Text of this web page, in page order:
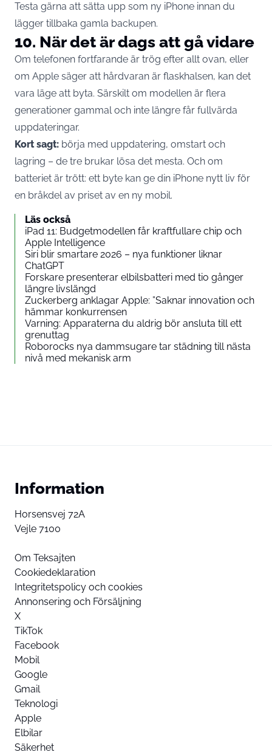
Testa gärna att sätta upp som ny iPhone innan du
lägger tillbaka gamla backupen.
10. När det är dags att gå vidare
Om telefonen fortfarande är trög efter allt ovan, eller
om Apple säger att hårdvaran är flaskhalsen, kan det
vara läge att byta. Särskilt om modellen är flera
generationer gammal och inte längre får fullvärda
uppdateringar.
Kort sagt: börja med uppdatering, omstart och
lagring – de tre brukar lösa det mesta. Och om
batteriet är trött: ett byte kan ge din iPhone nytt liv för
en bråkdel av priset av en ny mobil.
Läs också
iPad 11: Budgetmodellen får kraftfullare chip och
Apple Intelligence
Siri blir smartare 2026 – nya funktioner liknar
ChatGPT
Forskare presenterar elbilsbatteri med tio gånger
längre livslängd
Zuckerberg anklagar Apple: ”Saknar innovation och
hämmar konkurrensen
Varning: Apparaterna du aldrig bör ansluta till ett
grenuttag
Roborocks nya dammsugare tar städning till nästa
nivå med mekanisk arm
Information
Horsensvej 72A
Vejle 7100
Om Teksajten
Cookiedeklaration
Integritetspolicy och cookies
Annonsering och Försäljning
X
TikTok
Facebook
Mobil
Google
Gmail
Teknologi
Apple
Elbilar
Säkerhet